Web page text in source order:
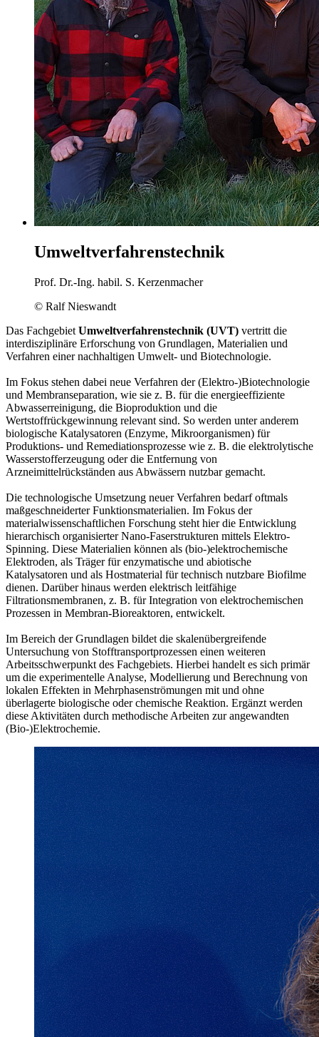
Umweltverfahrenstechnik
Prof. Dr.-Ing. habil. S. Kerzenmacher
© Ralf Nieswandt
Das Fachgebiet Umweltverfahrenstechnik (UVT) vertritt die
interdisziplinäre Erforschung von Grundlagen, Materialien und
Verfahren einer nachhaltigen Umwelt- und Biotechnologie.
Im Fokus stehen dabei neue Verfahren der (Elektro-)Biotechnologie
und Membranseparation, wie sie z. B. für die energieeffiziente
Abwasserreinigung, die Bioproduktion und die
Wertstoffrückgewinnung relevant sind. So werden unter anderem
biologische Katalysatoren (Enzyme, Mikroorganismen) für
Produktions- und Remediationsprozesse wie z. B. die elektrolytische
Wasserstofferzeugung oder die Entfernung von
Arzneimittelrückständen aus Abwässern nutzbar gemacht.
Die technologische Umsetzung neuer Verfahren bedarf oftmals
maßgeschneiderter Funktionsmaterialien. Im Fokus der
materialwissenschaftlichen Forschung steht hier die Entwicklung
hierarchisch organisierter Nano-Faserstrukturen mittels Elektro-
Spinning. Diese Materialien können als (bio-)elektrochemische
Elektroden, als Träger für enzymatische und abiotische
Katalysatoren und als Hostmaterial für technisch nutzbare Biofilme
dienen. Darüber hinaus werden elektrisch leitfähige
Filtrationsmembranen, z. B. für Integration von elektrochemischen
Prozessen in Membran-Bioreaktoren, entwickelt.
Im Bereich der Grundlagen bildet die skalenübergreifende
Untersuchung von Stofftransportprozessen einen weiteren
Arbeitsschwerpunkt des Fachgebiets. Hierbei handelt es sich primär
um die experimentelle Analyse, Modellierung und Berechnung von
lokalen Effekten in Mehrphasenströmungen mit und ohne
überlagerte biologische oder chemische Reaktion. Ergänzt werden
diese Aktivitäten durch methodische Arbeiten zur angewandten
(Bio-)Elektrochemie.